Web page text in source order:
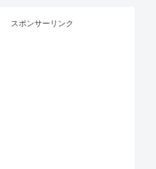
スポンサーリンク